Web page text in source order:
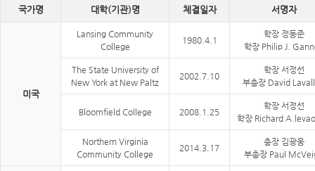
국가명 대학(기관)명 체결일자 서명자
미국
Lansing Community
College
1980.4.1
학장 정동준
학장 Philip J.
The State University of
New York at New Paltz
2002.7.10
학장 서정선
부총장 David
Bloomfield College 2008.1.25
학장 서정선
학장 Richard
Northern Virginia
Community College
2014.3.17
총장 김광웅
부총장 Paul